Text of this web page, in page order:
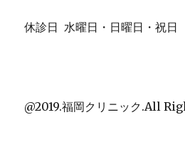
休診日 水曜日・日曜日・祝日
@2019.福岡クリニック.All